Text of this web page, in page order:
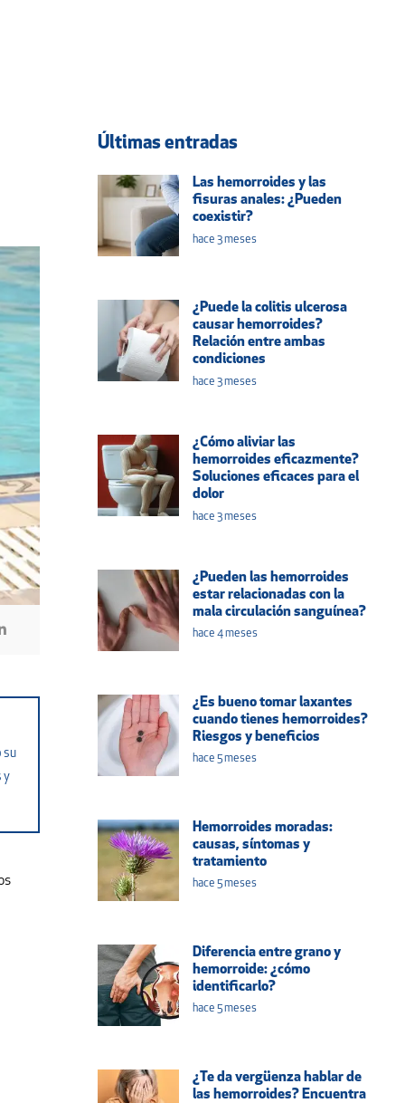
su
y
Últimas entradas
Las hemorroides y las
fisuras anales: ¿Pueden
coexistir?
hace 3 meses
¿Puede la colitis ulcerosa
causar hemorroides?
Relación entre ambas
condiciones
hace 3 meses
¿Cómo aliviar las
hemorroides eficazmente?
Soluciones eficaces para el
dolor
hace 3 meses
¿Pueden las hemorroides
estar relacionadas con la
mala circulación sanguínea?
hace 4 meses
¿Es bueno tomar laxantes
cuando tienes hemorroides?
Riesgos y beneficios
hace 5 meses
Hemorroides moradas:
causas, síntomas y
tratamiento
hace 5 meses
Diferencia entre grano y
hemorroide: ¿cómo
identificarlo?
hace 5 meses
¿Te da vergüenza hablar de
las hemorroides? Encuentra